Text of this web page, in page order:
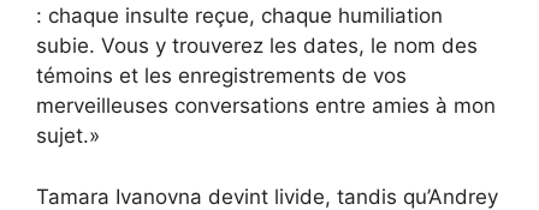
: chaque insulte reçue, chaque humiliation
subie. Vous y trouverez les dates, le nom des
témoins et les enregistrements de vos
merveilleuses conversations entre amies à mon
sujet.»
Tamara Ivanovna devint livide, tandis qu’Andrey